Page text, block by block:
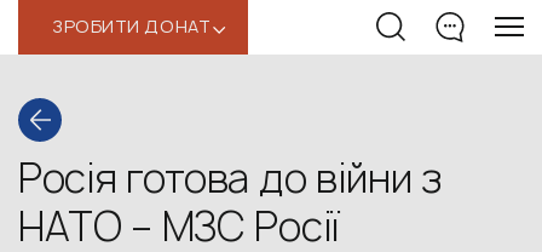
ЗРОБИТИ ДОНАТ‹
Росія готова до війни з
НАТО – МЗС Росії